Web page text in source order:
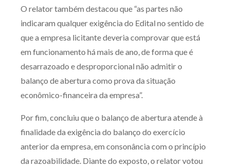
O relator também destacou que “as partes não
indicaram qualquer exigência do Edital no sentido de
que a empresa licitante deveria comprovar que está
em funcionamento há mais de ano, de forma que é
desarrazoado e desproporcional não admitir o
balanço de abertura como prova da situação
econômico-financeira da empresa”.
Por fim, concluiu que o balanço de abertura atende à
finalidade da exigência do balanço do exercício
anterior da empresa, em consonância com o princípio
da razoabilidade. Diante do exposto, o relator votou